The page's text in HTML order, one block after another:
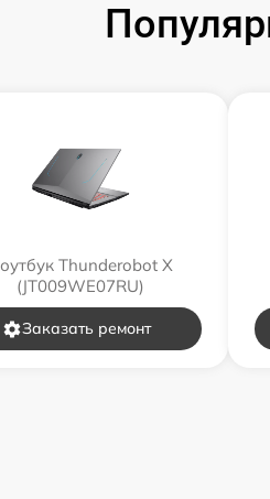
Thunderobot X
(JT009WE07RU)
Заказать ремонт